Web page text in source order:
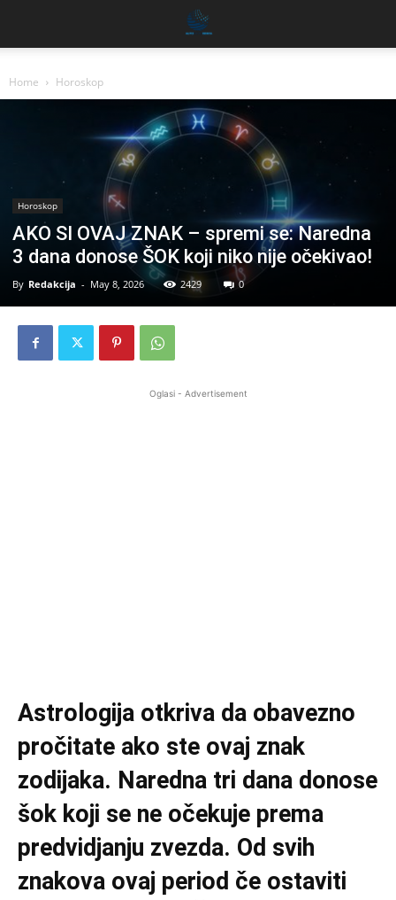
Home Horoskop
Horoskop
AKO SI OVAJ ZNAK – spremi se: Naredna
3 dana donose ŠOK koji niko nije očekivao!
By Redakcija - May 8, 2026 2429 0
Oglasi - Advertisement
Astrologija otkriva da obavezno
pročitate ako ste ovaj znak
zodijaka. Naredna tri dana donose
šok koji se ne očekuje prema
predvidjanju zvezda. Od svih
znakova ovaj period če ostaviti